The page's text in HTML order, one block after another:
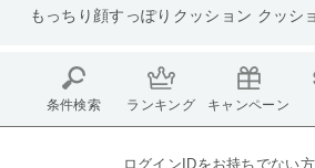
もっちり顔すっぽりクッション クッシ
条件検索 ランキング キャンペーン
ログインIDをお持ちでない